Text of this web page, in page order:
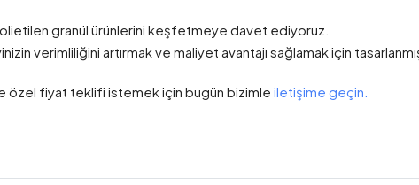
granül ürünlerini keşfetmeye davet ediyoruz.
verimliliğini artırmak ve maliyet avantajı sağlamak için
özel fiyat teklifi istemek için bugün bizimle iletişime geçin.